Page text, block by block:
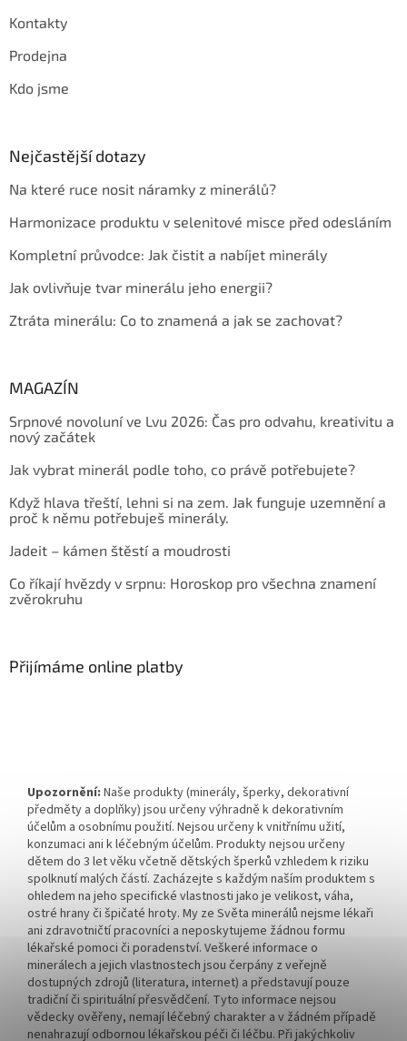
Kontakty
Prodejna
Kdo jsme
Nejčastější dotazy
Na které ruce nosit náramky z minerálů?
Harmonizace produktu v selenitové misce před odesláním
Kompletní průvodce: Jak čistit a nabíjet minerály
Jak ovlivňuje tvar minerálu jeho energii?
Ztráta minerálu: Co to znamená a jak se zachovat?
MAGAZÍN
Srpnové novoluní ve Lvu 2026: Čas pro odvahu, kreativitu a
nový začátek
Jak vybrat minerál podle toho, co právě potřebujete?
Když hlava třeští, lehni si na zem. Jak funguje uzemnění a
proč k němu potřebuješ minerály.
Jadeit – kámen štěstí a moudrosti
Co říkají hvězdy v srpnu: Horoskop pro všechna znamení
zvěrokruhu
Přijímáme online platby
Upozornění: Naše produkty (minerály, šperky, dekorativní
předměty a doplňky) jsou určeny výhradně k dekorativním
účelům a osobnímu použití. Nejsou určeny k vnitřnímu užití,
konzumaci ani k léčebným účelům. Produkty nejsou určeny
dětem do 3 let věku včetně dětských šperků vzhledem k riziku
spolknutí malých částí. Zacházejte s každým naším produktem s
ohledem na jeho specifické vlastnosti jako je velikost, váha,
ostré hrany či špičaté hroty. My ze Světa minerálů nejsme lékaři
ani zdravotničtí pracovníci a neposkytujeme žádnou formu
lékařské pomoci či poradenství. Veškeré informace o
minerálech a jejich vlastnostech jsou čerpány z veřejně
dostupných zdrojů (literatura, internet) a představují pouze
tradiční či spirituální přesvědčení. Tyto informace nejsou
vědecky ověřeny, nemají léčebný charakter a v žádném případě
nenahrazují odbornou lékařskou péči či léčbu. Při jakýchkoliv